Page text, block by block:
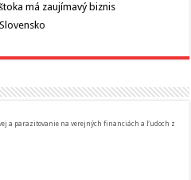
má zaujímavý biznis
a parazitovanie na verejných financiách a ľudoch z